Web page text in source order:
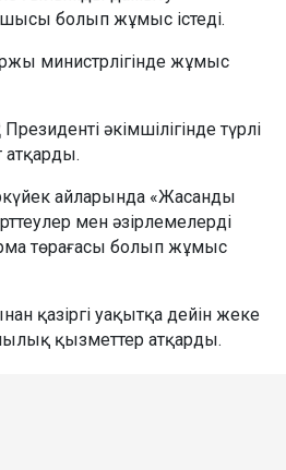
болып жұмыс істеді.
министрлігінде жұмыс
әкімшілігінде түрлі
айларында «Жасанды
мен әзірлемелерді
төрағасы болып жұмыс
қазіргі уақытқа дейін жеке
қызметтер атқарды.